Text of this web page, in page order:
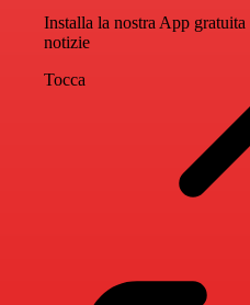
Installa la nostra App
notizie
Tocca